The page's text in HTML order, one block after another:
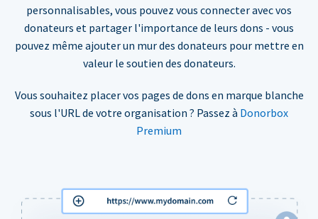
personnalisables, vous pouvez vous connecter avec vos
donateurs et partager l'importance de leurs dons - vous
pouvez même ajouter un mur des donateurs pour mettre en
valeur le soutien des donateurs.
Vous souhaitez placer vos pages de dons en marque blanche
sous l'URL de votre organisation ? Passez à Donorbox
Premium